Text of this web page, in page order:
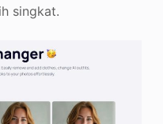
singkat.